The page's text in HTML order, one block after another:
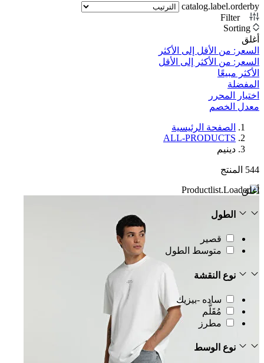
catalog.label.orderby
Filter
Sorting
أغلق
السعر: من الأقل إلى الأكثر
السعر: من الأكثر إلى الأقل
الأكثر مبيعًا
المفضلة
اختيار المحرر
معدل الخصم‎
الصفحة الرئيسية
ALL-PRODUCTS
دينيم
544 المنتج
أغلق
الطول
قصير
متوسط الطول
نوع النقشة
ساده -بيزيك
مُقَلَّم
مطرز
نوع الوسط